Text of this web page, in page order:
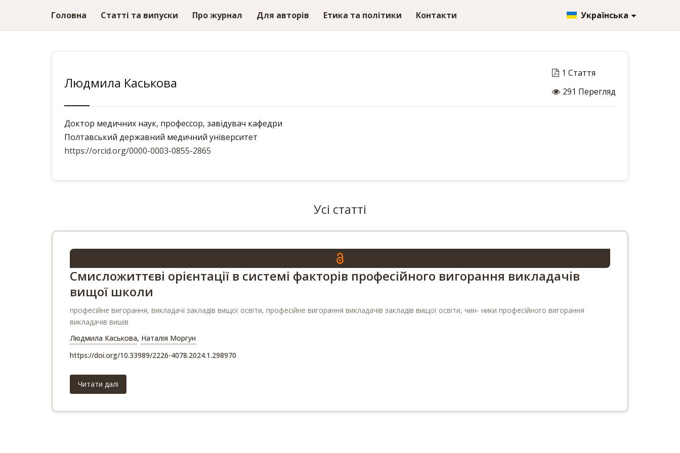
Головна Статті та випуски Про журнал Для авторів Етика та політики Контакти Українська
Людмила Каськова
1 Стаття
291 Перегляд
Доктор медичних наук, профессор, завідувач кафедри
Полтавський державний медичний університет
https://orcid.org/0000-0003-0855-2865
Усі статті
Смисложиттєві орієнтації в системі факторів професійного вигорання викладачів
вищої школи
професійне вигорання, викладачі закладів вищої освіти, професійне вигорання викладачів закладів вищої освіти, чин- ники професійного вигорання
викладачів вишів
Людмила Каськова, Наталія Моргун
https://doi.org/10.33989/2226-4078.2024.1.298970
Читати далі